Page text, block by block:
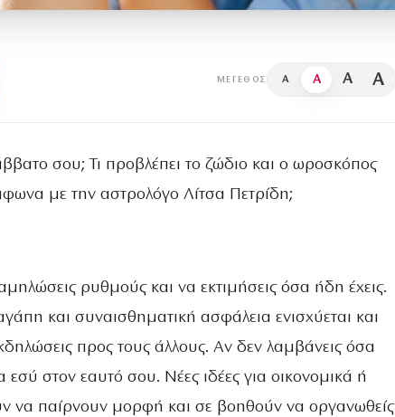
ΜΈΓΕΘΟΣ A A A A
σου; Τι προβλέπει το ζώδιο και ο ωροσκόπος
με την αστρολόγο Λίτσα Πετρίδη;
ρυθμούς και να εκτιμήσεις όσα ήδη έχεις.
και συναισθηματική ασφάλεια ενισχύεται και
προς τους άλλους. Αν δεν λαμβάνεις όσα
στον εαυτό σου. Νέες ιδέες για οικονομικά ή
να παίρνουν μορφή και σε βοηθούν να οργανωθείς